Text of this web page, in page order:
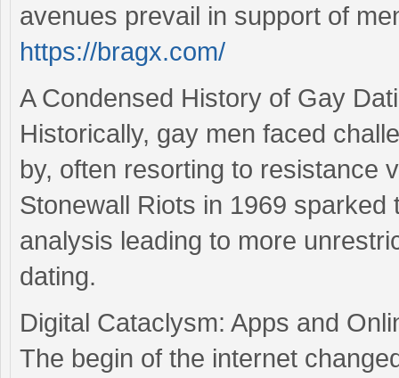
avenues prevail in support of
https://bragx.com/
A Condensed History of Gay
Historically, gay men faced
by, often resorting to resistance
Stonewall Riots in 1969
analysis leading to more
dating.
Digital Cataclysm: Apps and
The begin of the internet